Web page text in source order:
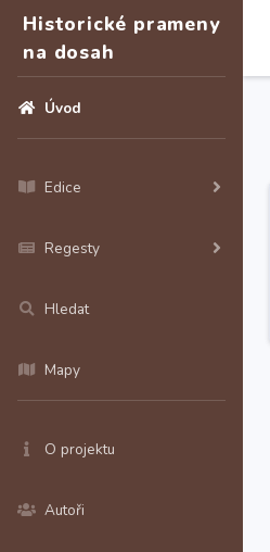
Historické prameny
na dosah
Úvod
Edice
Regesty
Hledat
Mapy
O projektu
Autoři